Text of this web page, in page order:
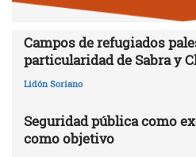
Campos de refugiados
particularidad de Sabra y
Lidón Soriano
Seguridad pública como
como objetivo